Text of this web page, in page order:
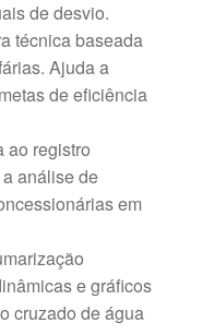
de desvio.
técnica baseada
Ajuda a
de eficiência
ao registro
análise de
em
e gráficos
cruzado de água